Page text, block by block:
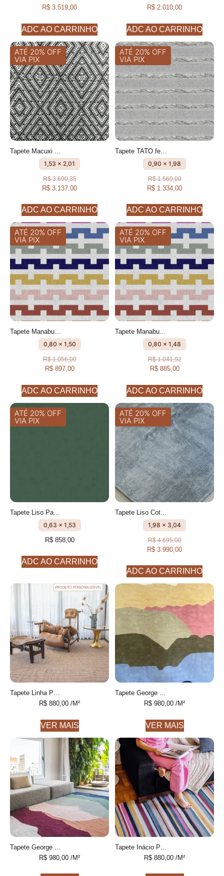
R$ 3.519,00
ADC AO CARRINHO
R$ 2.010,00
ADC AO CARRINHO
ATÉ 20% OFF
VIA PIX
1,53 x 2,01
R$3.690,35
R$ 3.137,00
ADC AO CARRINHO
ATÉ 20% OFF
VIA PIX
0,90 x 1,98
R$1.569,00
R$ 1.334,00
ADC AO CARRINHO
ATÉ 20% OFF
VIA PIX
Tapete Manabu Passadeira Geométrico feito à mão, 100% algodão reciclado
0,80 x 1,50
R$1.056,00
R$897,00
ADC AO CARRINHO
ATÉ 20% OFF
VIA PIX
Tapete Manabu Passadeira Geométrico feito à mão, 100% algodão reciclado
0,80 x 1,48
R$1.041,92
R$885,00
ADC AO CARRINHO
ATÉ 20% OFF
VIA PIX
0,63 x 1,53
R$858,00
ADC AO CARRINHO
ATÉ 20% OFF
VIA PIX
1,98 x 3,04
R$4.695,00
R$ 3.990,00
ADC AO CARRINHO
Tapete Linha Personalizável listrado feito à mão, 100% algodão reciclado
R$ 880,00 /M²
VER MAIS
Tapete George Cotelê de algodão desenhado feito à mão
R$ 980,00 /M²
VER MAIS
R$ 980,00 /M²
R$ 880,00 /M²